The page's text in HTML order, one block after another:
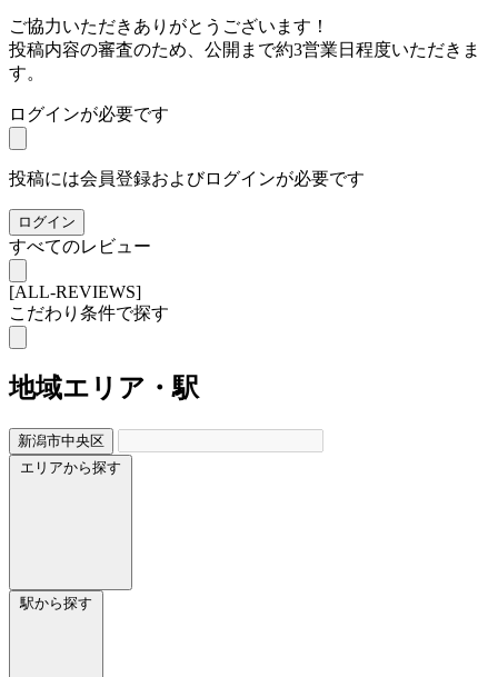
ご協力いただきありがとうございます！
投稿内容の審査のため、公開まで約3営業日程度いただきま
す。
ログインが必要です
投稿には会員登録およびログインが必要です
ログイン
すべてのレビュー
[ALL-REVIEWS]
こだわり条件で探す
地域エリア・駅
新潟市中央区
エリアから探す
駅から探す